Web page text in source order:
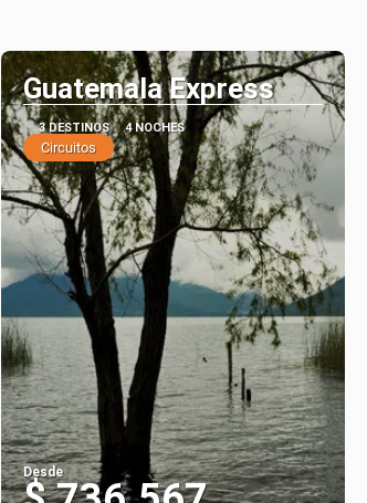
Guatemala Express
3 DESTINOS 4 NOCHES
Circuitos
Desde